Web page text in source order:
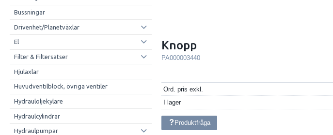
Bussningar
Drivenhet/Planetväxlar
El
Filter & Filtersatser
Hjulaxlar
Huvudventilblock, övriga ventiler
Hydrauloljekylare
Hydraulcylindrar
Hydraulpumpar
Knopp
PA000003440
Ord. pris exkl.
I lager
Produktfråga